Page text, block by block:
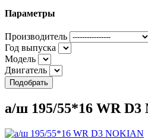
Параметры
Производитель
Год выпуска
Модель
Двигатель
Подобрать
а/ш 195/55*16 WR